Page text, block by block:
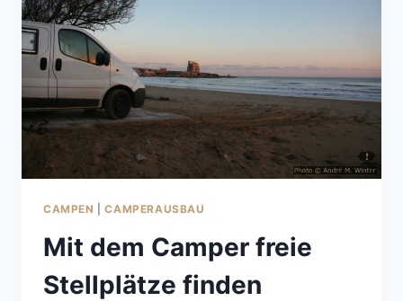
CAMPEN |CAMPERAUSBAU
Mit dem Camper freie
Stellplätze finden